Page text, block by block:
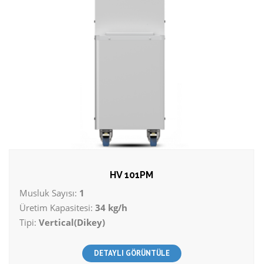
HV 101PM
Musluk Sayısı: 1
Üretim Kapasitesi: 34 kg/h
Tipi: Vertical(Dikey)
DETAYLI GÖRÜNTÜLE